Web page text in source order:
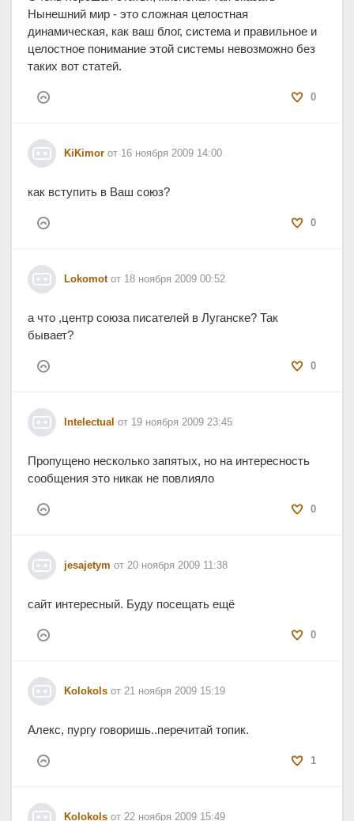
0
Нынешний мир - это сложная целостная
динамическая, как ваш блог, система и правильное и
целостное понимание этой системы невозможно без
таких вот статей.
KiKimor от 16 ноября 2009 14:00
0
как вступить в Ваш союз?
Lokomot от 18 ноября 2009 00:52
0
а что ,центр союза писателей в Луганске? Так
бывает?
Intelectual от 19 ноября 2009 23:45
0
Пропущено несколько запятых, но на интересность
сообщения это никак не повлияло
jesajetym от 20 ноября 2009 11:38
0
сайт интересный. Буду посещать ещё
Kolokols от 21 ноября 2009 15:19
1
Алекс, пургу говоришь..перечитай топик.
Kolokols от 22 ноября 2009 15:49